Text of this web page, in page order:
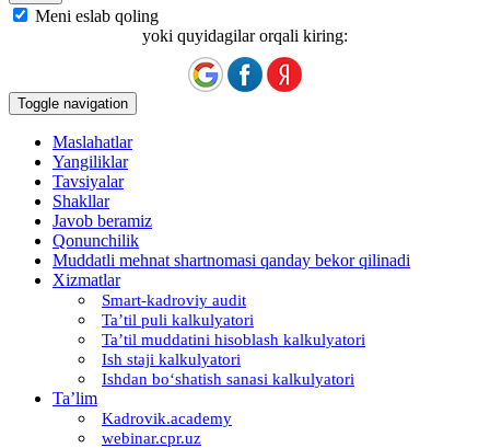
Meni eslab qoling
yoki quyidagilar orqali kiring:
Toggle navigation
Maslahatlar
Yangiliklar
Tavsiyalar
Shakllar
Javob beramiz
Qonunchilik
Muddatli mehnat shartnomasi qanday bekor qilinadi
Xizmatlar
Smart-kadroviy audit
Ta’til puli kalkulyatori
Ta’til muddatini hisoblash kalkulyatori
Ish staji kalkulyatori
Ishdan boʻshatish sanasi kalkulyatori
Ta’lim
Kadrovik.academy
webinar.cpr.uz